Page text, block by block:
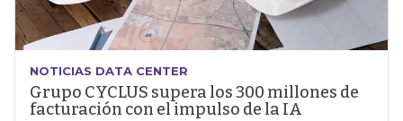
NOTICIAS DATA CENTER
Grupo CYCLUS supera los 300 millones de
facturación con el impulso de la IA